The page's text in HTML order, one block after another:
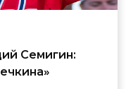
Семигин: